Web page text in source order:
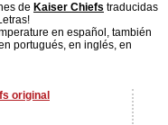
de Kaiser Chiefs traducidas
en español, también
portugués, en inglés, en
original